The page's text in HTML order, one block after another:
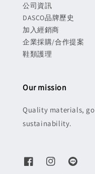
公司資訊
DASCO品牌歷史
加入經銷商
企業採購/合作提案
鞋類護理
Our mission
Quality materials,
sustainability.